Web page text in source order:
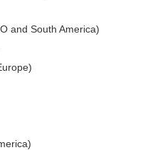
and South America)